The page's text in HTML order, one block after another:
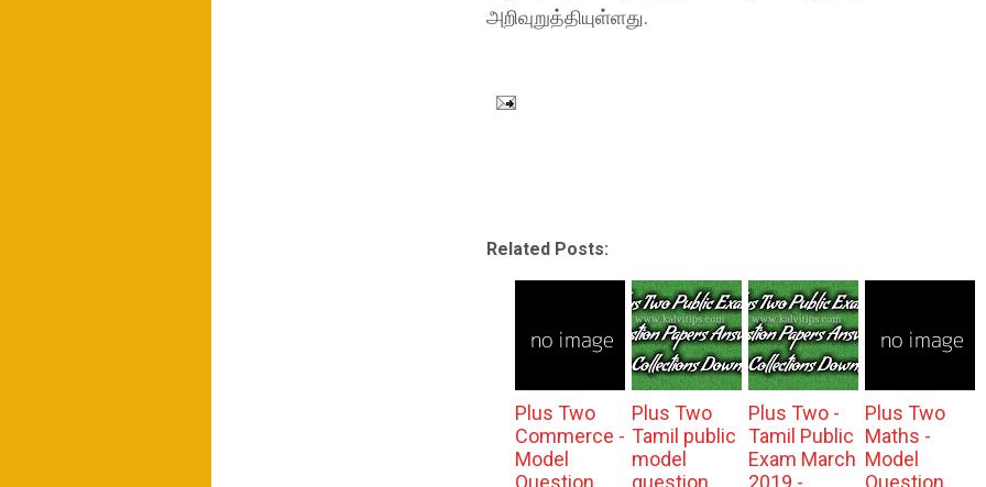
அறிவுறுத்தியுள்ளது.
Related Posts:
Plus Two
Commerce -
Model
Question
Plus Two
Tamil public
model
question
Plus Two -
Tamil Public
Exam March
2019 -
Plus Two
Maths -
Model
Question